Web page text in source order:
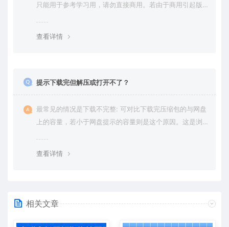
只能用于参考学习用，请勿直接商用。若由于商用引起版
查看详情
提示下载完但解压或打开不了？
最常见的情况是下载不完整: 可对比下载完压缩包的与网盘
上的容量，若小于网盘提示的容量则是这个原因。这是浏
查看详情
相关文章